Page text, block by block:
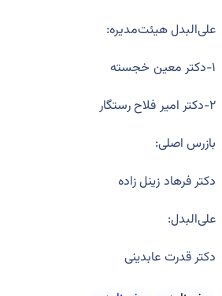
علی‌البدل هیئت‌مدیره:
۱-دکتر معین خجسته
۲-دکتر امیر فلاح رستگار
بازرس اصلی:
دکتر فرهاد زینل زاده
علی‌البدل:
دکتر قدرت عابدینی